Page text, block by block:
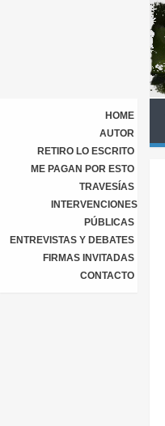
HOME
AUTOR
RETIRO LO ESCRITO
ME PAGAN POR ESTO
TRAVESÍAS
INTERVENCIONES
PÚBLICAS
ENTREVISTAS Y DEBATES
FIRMAS INVITADAS
CONTACTO